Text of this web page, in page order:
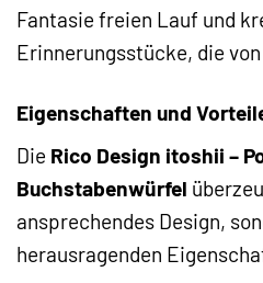
Fantasie freien Lauf und
Erinnerungsstücke, die
Eigenschaften und
Die Rico Design itoshii –
Buchstabenwürfel
ansprechendes Design,
herausragenden